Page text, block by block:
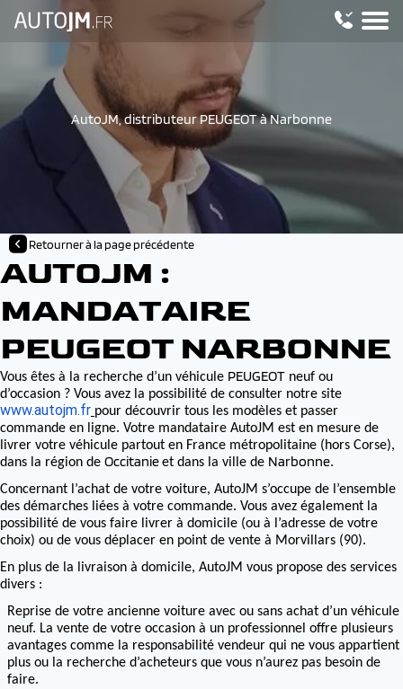
AutoJM, distributeur PEUGEOT à Narbonne
Retourner à la page précédente
AUTOJM :
MANDATAIRE
PEUGEOT NARBONNE
Vous êtes à la recherche d’un véhicule PEUGEOT neuf ou
d’occasion ? Vous avez la possibilité de consulter notre site
www.autojm.fr pour découvrir tous les modèles et passer
commande en ligne. Votre mandataire AutoJM est en mesure de
livrer votre véhicule partout en France métropolitaine (hors Corse),
dans la région de Occitanieet dans la ville de Narbonne.
Concernant l’achat de votre voiture, AutoJM s’occupe de l’ensemble
des démarches liées à votre commande. Vous avez également la
possibilité de vous faire livrer à domicile (ou à l’adresse de votre
choix) ou de vous déplacer en point de vente à Morvillars (90).
En plus de la livraison à domicile, AutoJM vous propose des services
divers :
Reprise de votre ancienne voiture avec ou sans achat d’un véhicule
neuf. La vente de votre occasion à un professionnel offre plusieurs
avantages comme la responsabilité vendeur qui ne vous appartient
plus ou la recherche d’acheteurs que vous n’aurez pas besoin de
faire.